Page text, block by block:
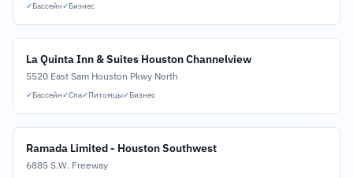
✓Бассейн✓Бизнес
La Quinta Inn & Suites Houston Channelview
5520 East Sam Houston Pkwy North
✓Бассейн✓Спа✓Питомцы✓Бизнес
Ramada Limited - Houston Southwest
6885 S.W. Freeway